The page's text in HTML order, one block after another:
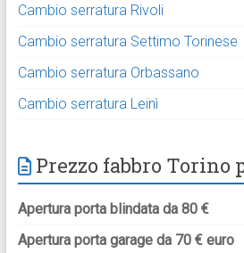
Cambio serratura Rivoli
Cambio serratura Settimo Torinese
Cambio serratura Orbassano
Cambio serratura Leinì
Prezzo fabbro Torino
Apertura porta blindata da 80 €
Apertura porta garage da 70 € euro